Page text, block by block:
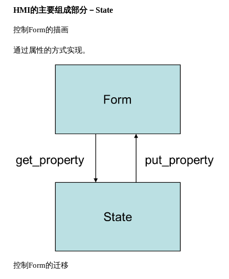
HMI的主要组成部分－State
控制Form的描画
通过属性的方式实现。
控制Form的迁移